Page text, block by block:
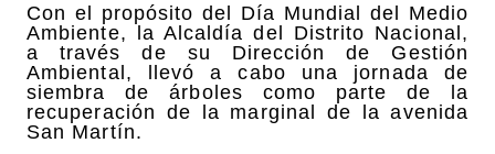
Con el propósito del Día Mundial del Medio
Ambiente, la Alcaldía del Distrito Nacional,
a través de su Dirección de Gestión
Ambiental, llevó a cabo una jornada de
siembra de árboles como parte de la
recuperación de la marginal de la avenida
San Martín.